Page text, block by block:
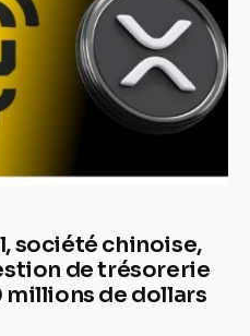
société chinoise,
de trésorerie
millions de dollars